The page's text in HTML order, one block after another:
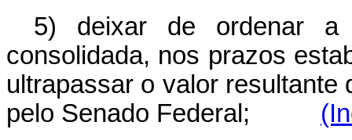
5) deixar de ordenar a
consolidada, nos prazos
ultrapassar o valor resultante
pelo Senado Federal;